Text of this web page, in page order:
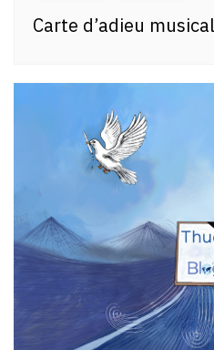
Carte d’adieu